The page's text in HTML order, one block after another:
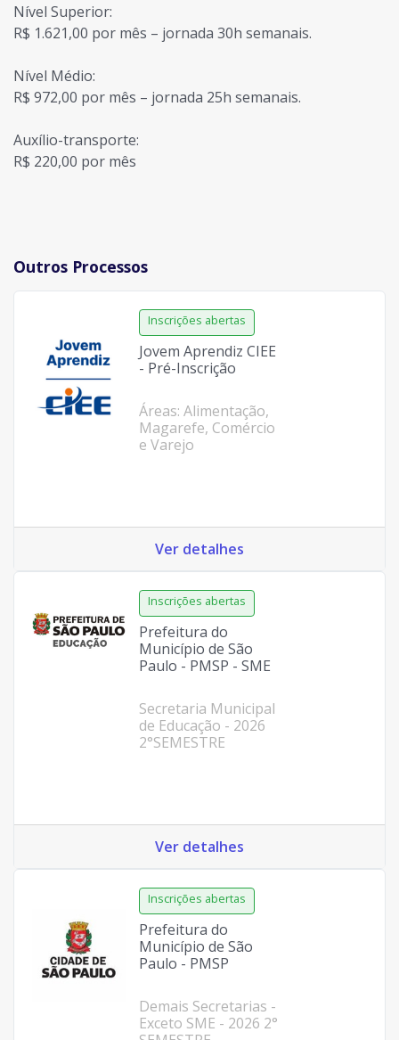
Nível Superior:
R$ 1.621,00 por mês – jornada 30h semanais.
Nível Médio:
R$ 972,00 por mês – jornada 25h semanais.
Auxílio-transporte:
R$ 220,00 por mês
Outros Processos
Jovem Aprendiz CIEE
- Pré-Inscrição
Áreas: Alimentação,
Magarefe, Comércio
e Varejo
Ver detalhes
Prefeitura do
Município de São
Paulo - PMSP - SME
Secretaria Municipal
de Educação - 2026
2°SEMESTRE
Ver detalhes
Prefeitura do
Município de São
Paulo - PMSP
Demais Secretarias -
Exceto SME - 2026 2°